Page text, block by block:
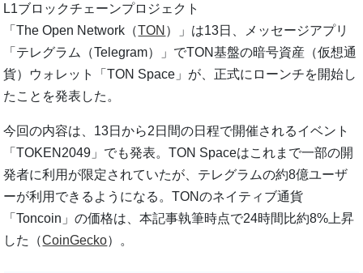
L1ブロックチェーンプロジェクト
「The Open Network（TON ）」は13日、メッセージアプリ
「テレグラム（Telegram）」でTON基盤の暗号資産（仮想通
貨）ウォレット「TON Space」が、正式にローンチを開始し
たことを発表した。
今回の内容は、13日から2日間の日程で開催されるイベント
「TOKEN2049」でも発表。TON Spaceはこれまで一部の開
発者に利用が限定されていたが、テレグラムの約8億ユーザ
ーが利用できるようになる。TONのネイティブ通貨
「Toncoin」の価格は、本記事執筆時点で24時間比約8%上昇
した（CoinGecko）。